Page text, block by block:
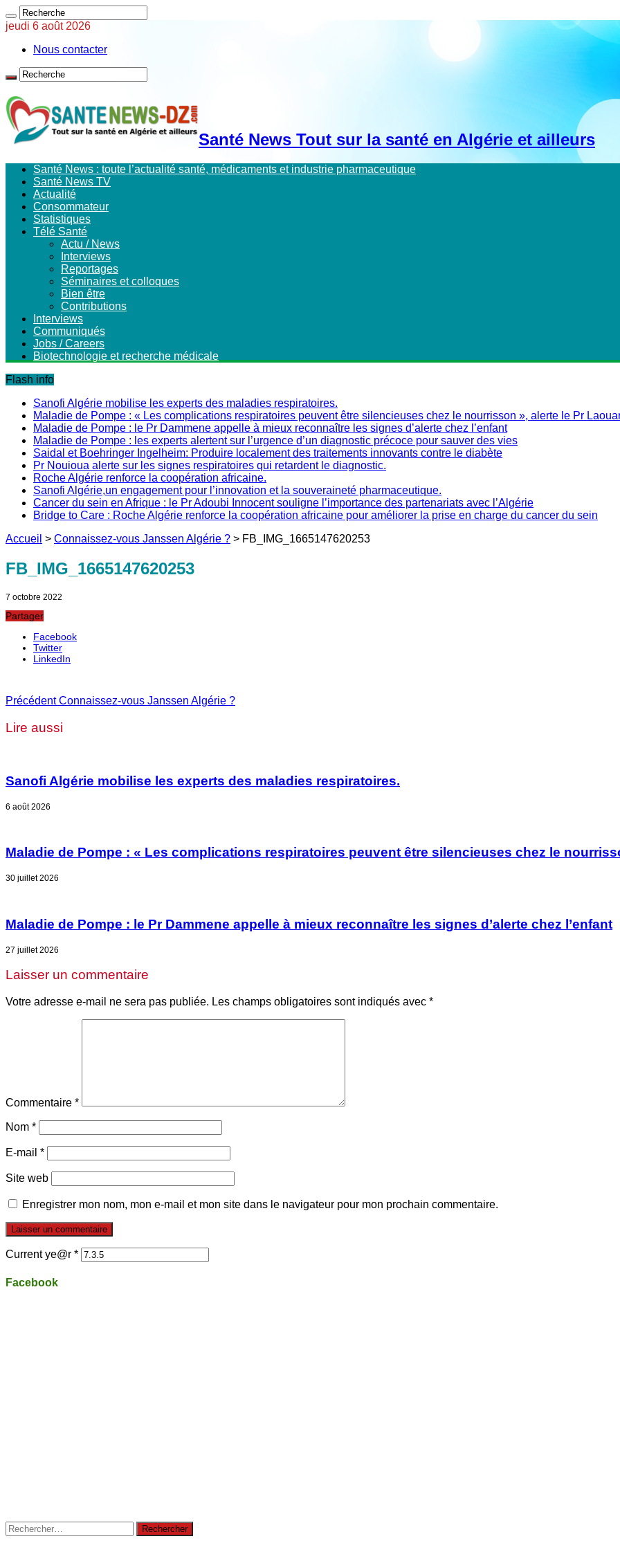
jeudi 6 août 2026
Nous contacter
Santé News Tout sur la santé en Algérie et ailleurs
Santé News : toute l’actualité santé, médicaments et industrie pharmaceutique
Santé News TV
Actualité
Consommateur
Statistiques
Télé Santé
Actu / News
Interviews
Reportages
Séminaires et colloques
Bien être
Contributions
Interviews
Communiqués
Jobs / Careers
Biotechnologie et recherche médicale
Flash info
Sanofi Algérie mobilise les experts des maladies respiratoires.
Maladie de Pompe : « Les complications respiratoires peuvent être silencieuses chez le nourrisson », alerte le Pr
Maladie de Pompe : le Pr Dammene appelle à mieux reconnaître les signes d’alerte chez l’enfant
Maladie de Pompe : les experts alertent sur l’urgence d’un diagnostic précoce pour sauver des vies
Saidal et Boehringer Ingelheim: Produire localement des traitements innovants contre le diabète
Pr Nouioua alerte sur les signes respiratoires qui retardent le diagnostic.
Roche Algérie renforce la coopération africaine.
Sanofi Algérie,un engagement pour l’innovation et la souveraineté pharmaceutique.
Cancer du sein en Afrique : le Pr Adoubi Innocent souligne l’importance des partenariats avec l’Algérie
Bridge to Care : Roche Algérie renforce la coopération africaine pour améliorer la prise en charge du cancer du sein
Accueil > Connaissez-vous Janssen Algérie ? > FB_IMG_1665147620253
FB_IMG_1665147620253
7 octobre 2022
Partager
Facebook
Twitter
LinkedIn
PrécédentConnaissez-vous Janssen Algérie ?
Lire aussi
Sanofi Algérie mobilise les experts des maladies respiratoires.
6 août 2026
Maladie de Pompe : « Les complications respiratoires peuvent être silencieuses chez le
30 juillet 2026
Maladie de Pompe : le Pr Dammene appelle à mieux reconnaître les signes d’alerte chez l’enfant
27 juillet 2026
Laisser un commentaire
Votre adresse e-mail ne sera pas publiée. Les champs obligatoires sont indiqués avec *
Commentaire *
Nom *
E-mail *
Site web
Enregistrer mon nom, mon e-mail et mon site dans le navigateur pour mon prochain commentaire.
Current ye@r *
Facebook
Rechercher :